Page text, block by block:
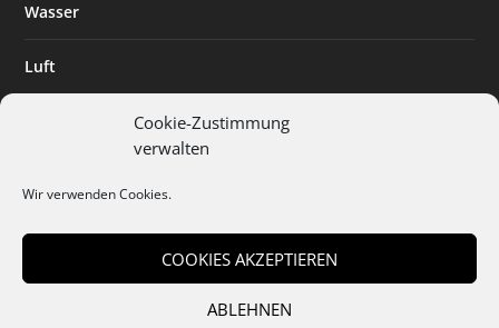
Cookie-Zustimmung
verwalten
Wir verwenden Cookies.
COOKIES AKZEPTIEREN
ABLEHNEN
Wasser
Luft
Digitalisierung